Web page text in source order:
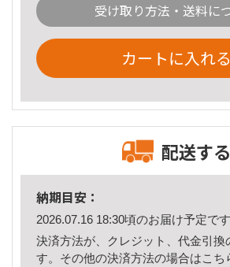
受け取り方法・送料に
カートに入れる
配送する
納期目安：
2026.07.16 18:30頃のお届け予定です
決済方法が、クレジット、代金引換
す。その他の決済方法の場合はこち